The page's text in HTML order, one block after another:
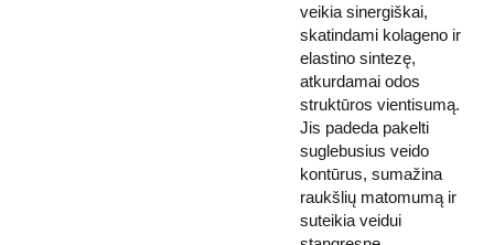
veikia sinergiškai,
skatindami kolageno ir
elastino sintezę,
atkurdamai odos
struktūros vientisumą.
Jis padeda pakelti
suglebusius veido
kontūrus, sumažina
raukšlių matomumą ir
suteikia veidui